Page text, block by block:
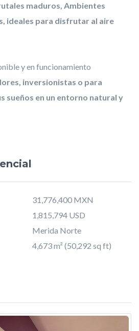
maduros, Ambientes
ideales para disfrutar al aire
y en funcionamiento
inversionistas o para
sueños en un entorno natural y
31,776,400 MXN
1,815,794 USD
Merida Norte
4,673 m² (50,292 sq ft)